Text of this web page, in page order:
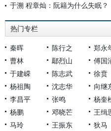
于溯 程章灿：阮籍为什么失眠？
热门专栏
秦晖 陈行之 郑永
曹林
鄢烈山 傅国
于建嵘
陈志武 徐贲
杨祖陶
沈志华 向继
李昌平
张鸣 杨奎
杨鹏
邓晓芒 王缉
马玲
王振东 狄马